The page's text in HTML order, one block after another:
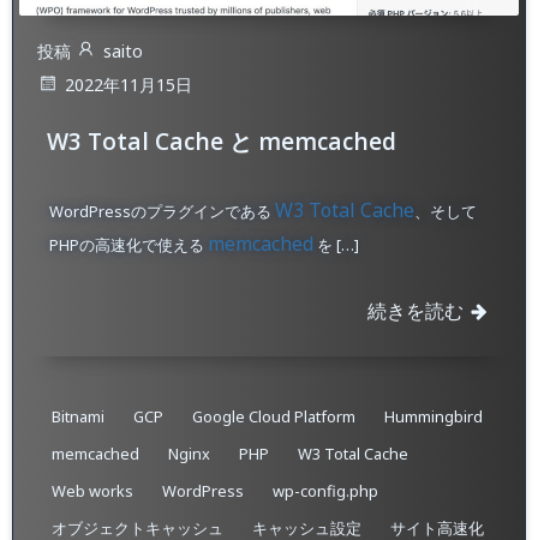
投稿
saito
2022年11月15日
W3 Total Cache と memcached
WordPressのプラグインである W3 Total Cache、そして
PHPの高速化で使える memcached を […]
続きを読む
Bitnami GCP Google Cloud Platform
Hummingbird
memcached
Nginx PHP
W3 Total Cache
Web works
WordPress
wp-config.php
オブジェクトキャッシュ
キャッシュ設定
サイト高速化